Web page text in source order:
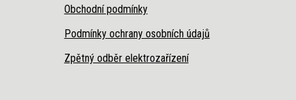
Obchodní podmínky
Podmínky ochrany osobních údajů
Zpětný odběr elektrozařízení